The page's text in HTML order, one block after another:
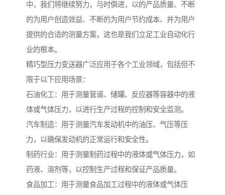
中，我们将继续努力，与时俱进，以的产品质量、不断
的为用户创造效益、不断的为用户节约成本、并为用户
提供的合适的测量方案，这也是我们立足工业自动化行
业的根本。
精巧型压力变送器广泛应用于各个工业领域，包括但不
限于以下应用场景：
石油化工：用于测量管道、储罐、反应器等容器中的液
体或气体压力，以进行生产过程的控制和安全监测。
汽车制造：用于测量汽车发动机中的油压、气压等压
力，以确保发动机的正常运行和安全性。
制药行业：用于测量制药过程中的液体或气体压力，如
药液、溶剂等，以控制生产过程和保证产品质量。
食品加工：用于测量食品加工过程中的液体或气体压